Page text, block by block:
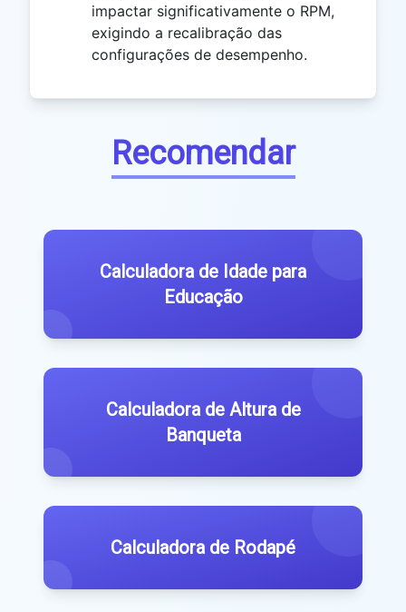
impactar significativamente o RPM,
exigindo a recalibração das
configurações de desempenho.
Recomendar
Calculadora de Idade para
Educação
Calculadora de Altura de
Banqueta
Calculadora de Rodapé